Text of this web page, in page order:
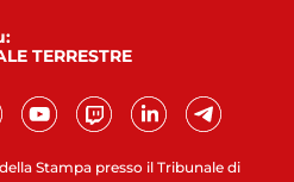
Stampa presso il Tribunale di
TERRESTRE